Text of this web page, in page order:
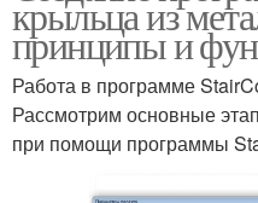
крыльца из
принципы и
Работа в программе
Рассмотрим основные
при помощи программы